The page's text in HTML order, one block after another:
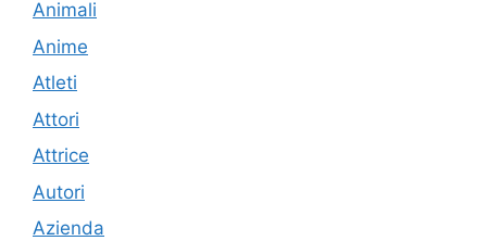
Animali
Anime
Atleti
Attori
Attrice
Autori
Azienda